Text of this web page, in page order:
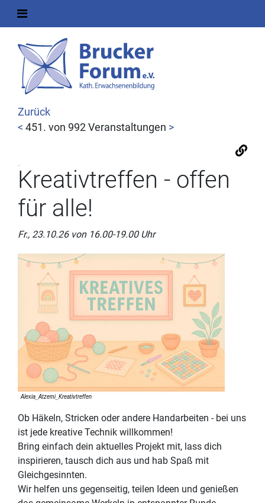
Zurück
< 451. von 992 Veranstaltungen >
Kreativtreffen - offen
für alle!
Fr., 23.10.26 von 16.00-19.00 Uhr
Ob Häkeln, Stricken oder andere Handarbeiten - bei uns
ist jede kreative Technik willkommen!
Bring einfach dein aktuelles Projekt mit, lass dich
inspirieren, tausch dich aus und hab Spaß mit
Gleichgesinnten.
Wir helfen uns gegenseitig, teilen Ideen und genießen